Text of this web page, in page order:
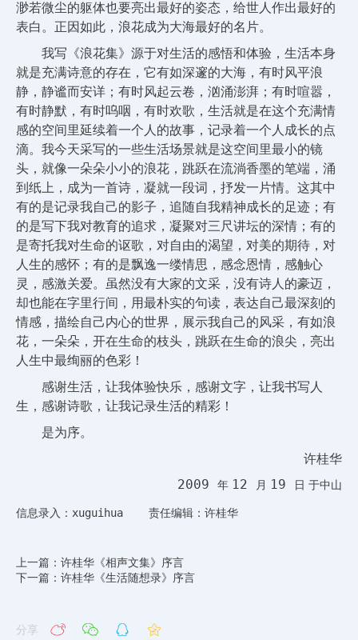
渺若微尘的躯体也要亮出最好的姿态，给世人作出最好的
表白。正因如此，浪花成为大海最好的名片。
我写《浪花集》源于对生活的感悟和体验，生活本身
就是充满诗意的存在，它有如深邃的大海，有时风平浪
静，静谧而安详；有时风起云卷，汹涌澎湃；有时喧嚣，
有时静默，有时呜咽，有时欢歌，生活就是在这个充满情
感的空间里延续着一个人的故事，记录着一个人成长的点
滴。我今天采写的一些生活场景就是这空间里最小的镜
头，就像一朵朵小小的浪花，跳跃在流淌香墨的笔端，涌
到纸上，成为一首诗，凝就一段词，抒发一片情。这其中
有的是记录我自己的影子，追随自我精神成长的足迹；有
的是写下我对教育的追求，凝聚对三尺讲坛的深情；有的
是寄托我对生命的讴歌，对自由的渴望，对美的期待，对
人生的感怀；有的是飘逸一缕情思，感念恩情，感触心
灵，感激关爱。虽然没有大家的文采，没有诗人的豪迈，
却也能在字里行间，用最朴实的句读，表达自己最深刻的
情感，描绘自己内心的世界，展示我自己的风采，有如浪
花，一朵朵，开在生命的枝头，跳跃在生命的浪尖，亮出
人生中最绚丽的色彩！
感谢生活，让我体验快乐，感谢文字，让我书写人
生，感谢诗歌，让我记录生活的精彩！
是为序。
许桂华
2009 年 12 月 19 日 于中山
信息录入：xuguihua 责任编辑：许桂华
上一篇：许桂华《相声文集》序言
下一篇：许桂华《生活随想录》序言
分享